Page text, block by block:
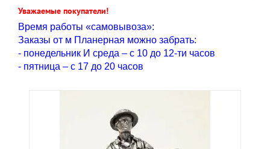
Уважаемые покупатели!
Время работы «самовывоза»:
Заказы от м Планерная можно забрать:
- понедельник И среда – с 10 до 12-ти часов
- пятница – с 17 до 20 часов